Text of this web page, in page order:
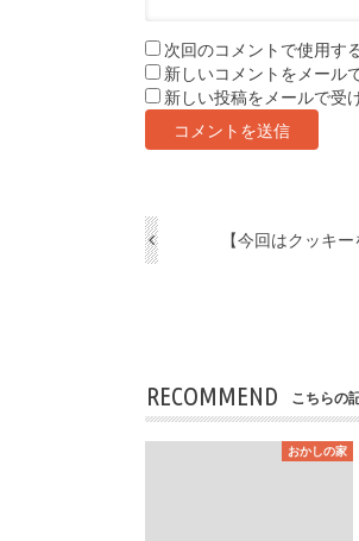
次回のコメントで使用す
新しいコメントをメール
新しい投稿をメールで受
【今回はクッキ
RECOMMEND こちらの
おかしの家